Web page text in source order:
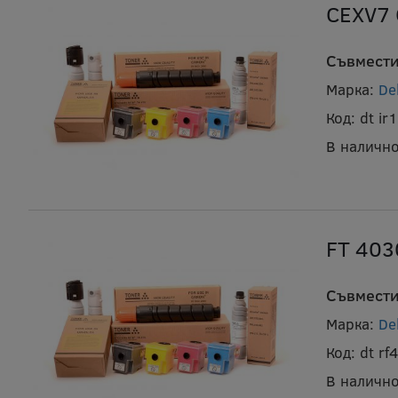
Марка:
Код: dt
В
FT
Марка:
Код: dt
В